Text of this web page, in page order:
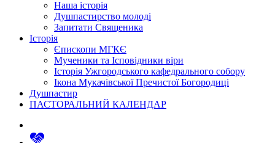
Наша історія
Душпастирство молоді
Запитати Священика
Історія
Єпископи МГКЄ
Мученики та Ісповідники віри
Історія Ужгородського кафедрального собору
Ікона Мукачівської Пречистої Богородиці
Душпастир
ПАСТОРАЛЬНИЙ КАЛЕНДАР